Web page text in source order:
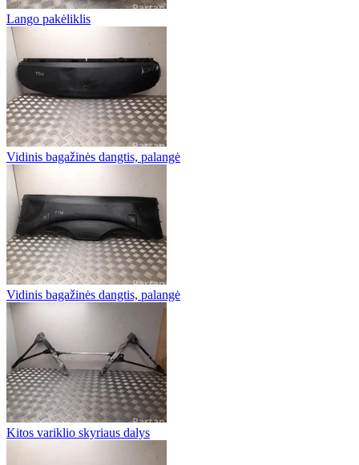
Lango pakėliklis
Vidinis bagažinės dangtis, palangė
Vidinis bagažinės dangtis, palangė
Kitos variklio skyriaus dalys